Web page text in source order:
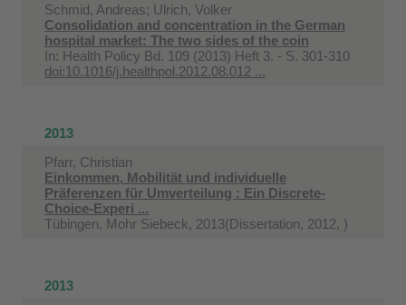
Schmid, Andreas; Ulrich, Volker
Consolidation and concentration in the German
hospital market: The two sides of the coin
In: Health Policy Bd. 109 (2013) Heft 3. - S. 301-310
doi:10.1016/j.healthpol.2012.08.012 ...
2013
Pfarr, Christian
Einkommen, Mobilität und individuelle
Präferenzen für Umverteilung : Ein Discrete-
Choice-Experi ...
Tübingen, Mohr Siebeck, 2013(Dissertation, 2012, )
2013